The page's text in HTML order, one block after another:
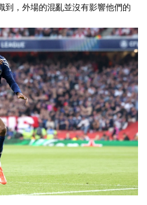
到，外場的混亂並沒有影響他們的